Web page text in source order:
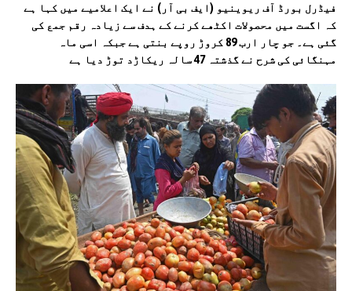
فیڈرل بورڈ آف ریوینیو (ایف بی آر) نے ایک اعلامیے میں کہا ہے
کہ اگست میں محصولات اکٹھے کرنے کے ہدف سے زیادہ رقم جمع کی
گئی ہے۔ جو چار ارب 89 کروڑ روپے بنتی ہے جبکہ اسی ماہ
مہنگائی کی شرح نے گذشتہ 47 سالہ ریکاڑد توڑ دیا ہے